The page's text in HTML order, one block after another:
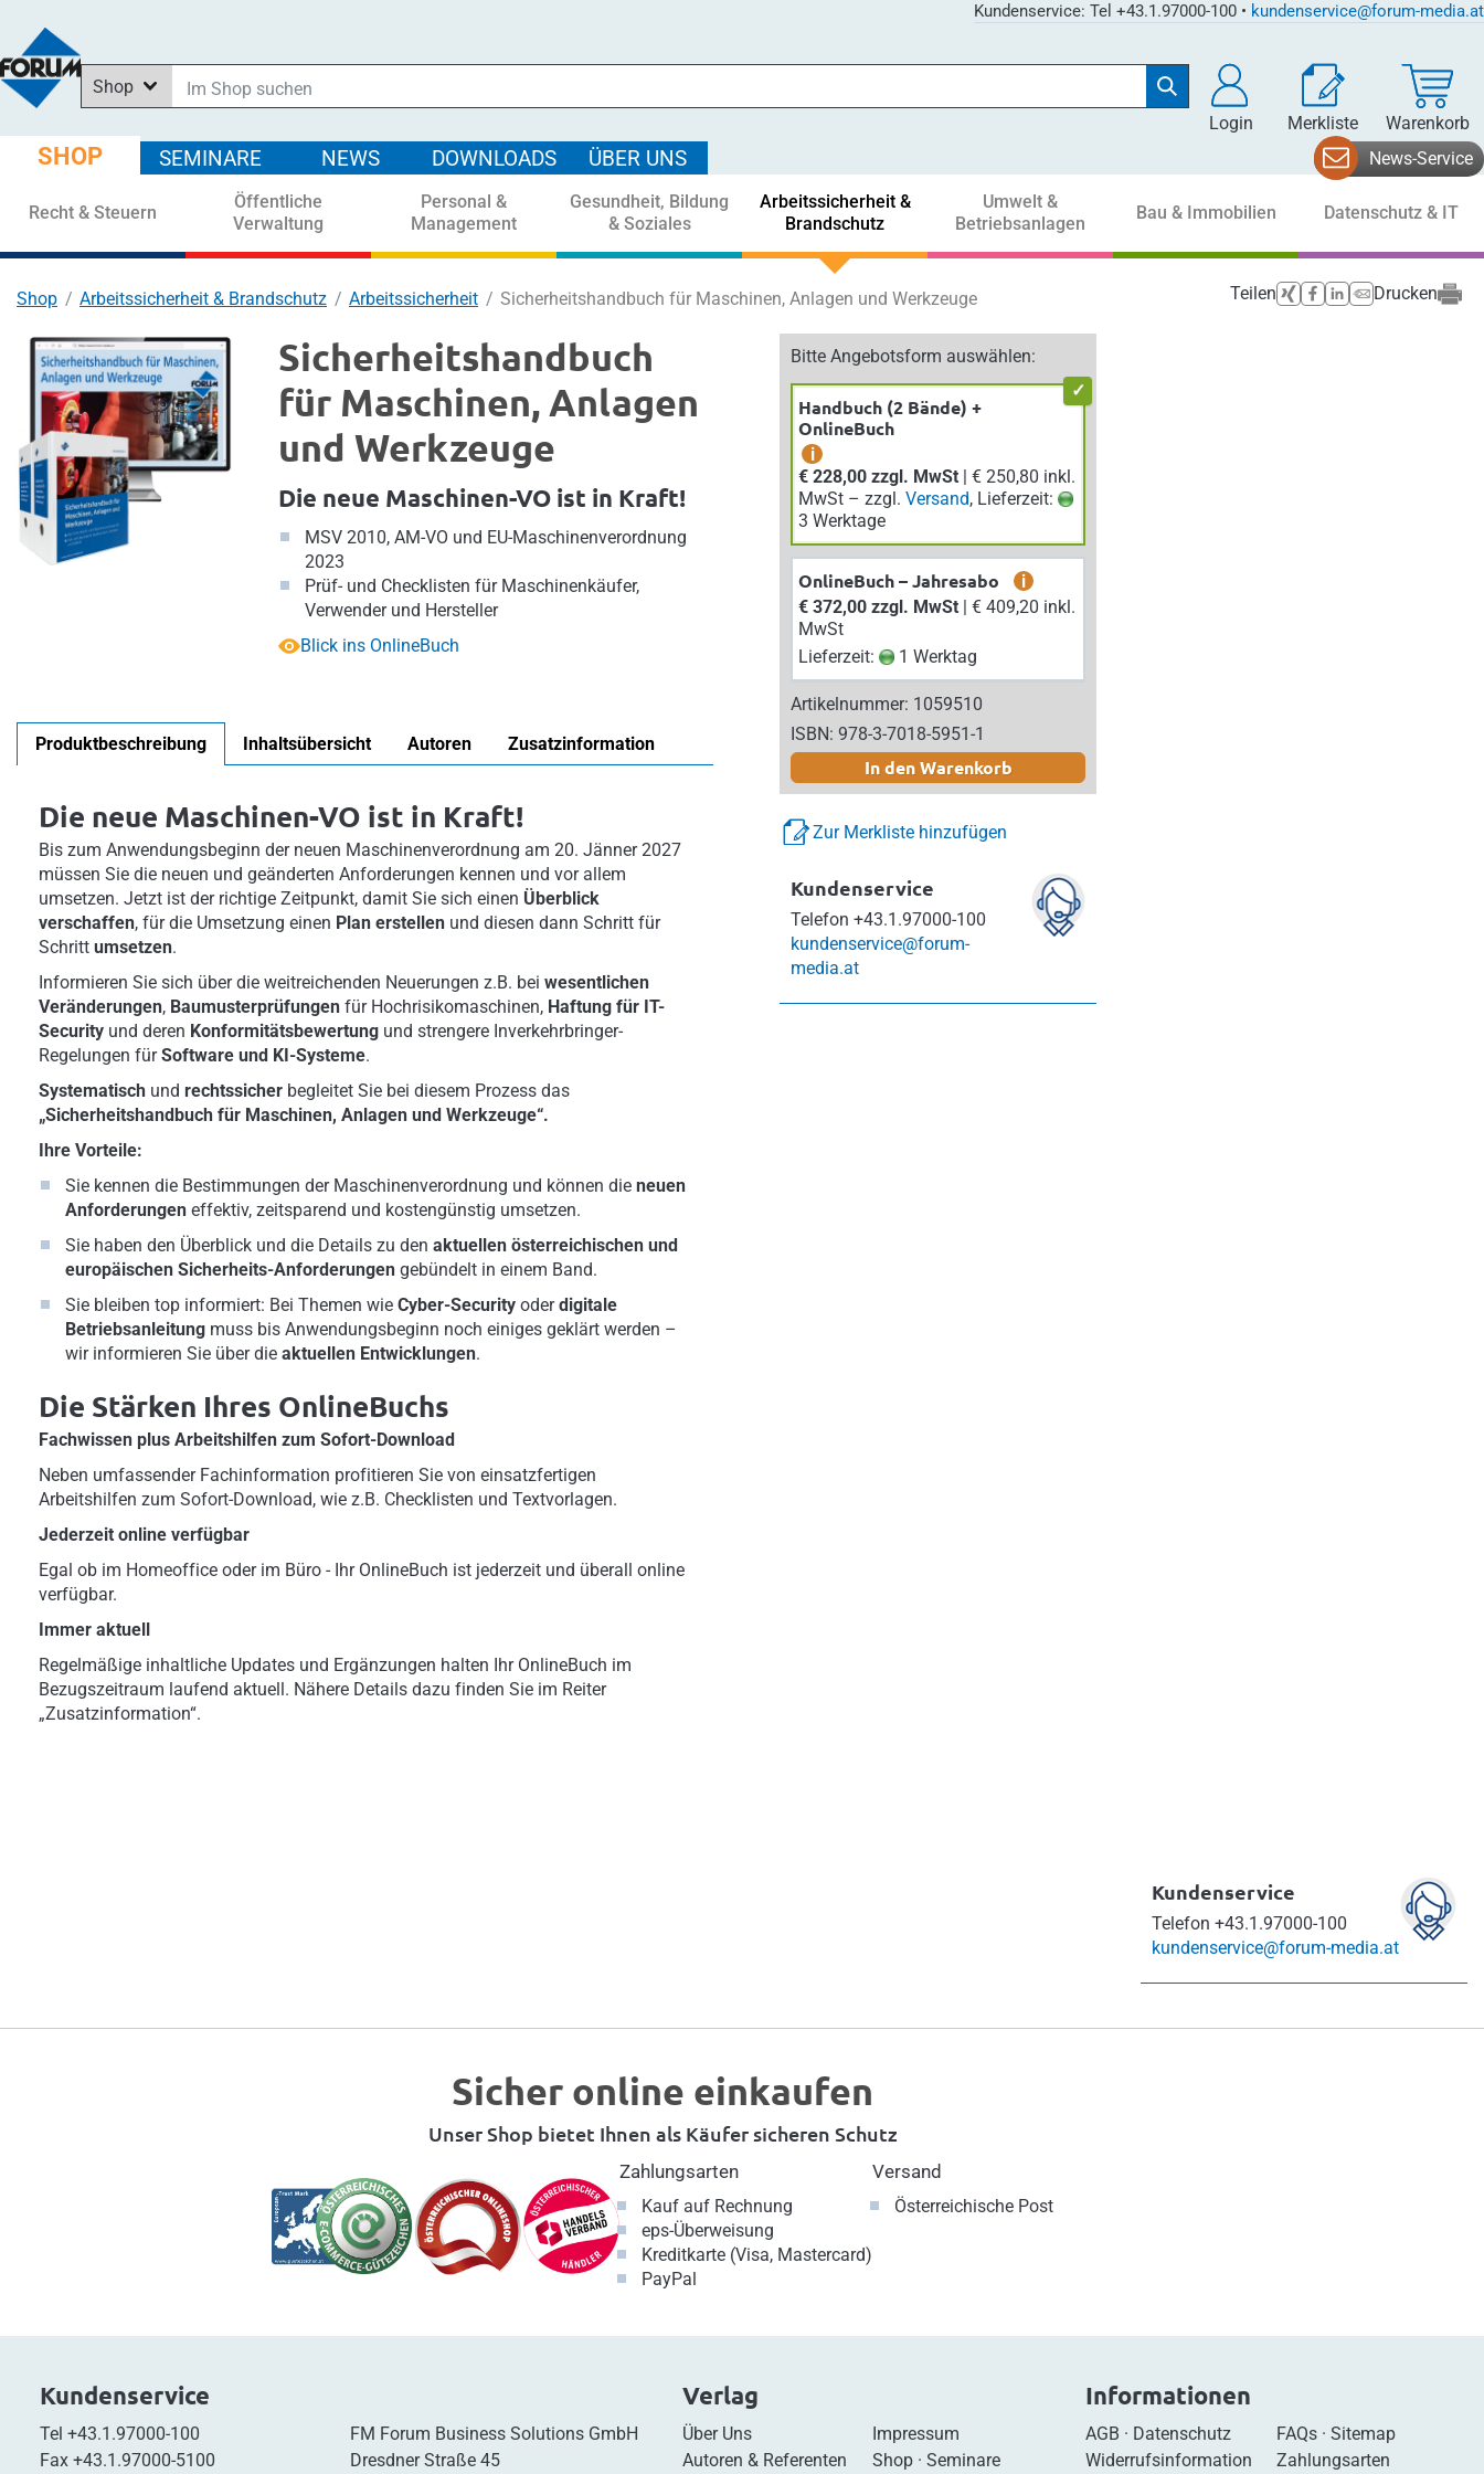
Kundenservice: Tel +43.1.97000-100 • kundenservice@forum-media.at
Shop
In News suchen
In Downloads suchen
In Seminaren suchen
Login Merkliste Warenkorb
SHOP SEMINARE NEWS DOWNLOADS ÜBER UNS News-Service
Recht & Steuern
Öffentliche
Verwaltung
Personal &
Management
Gesundheit, Bildung
& Soziales
Arbeitssicherheit &
Brandschutz
Umwelt &
Betriebsanlagen
Bau & Immobilien Datenschutz & IT
Shop Arbeitssicherheit & Brandschutz Arbeitssicherheit Sicherheitshandbuch für Maschinen, Anlagen und Werkzeuge
Sicherheitshandbuch
für Maschinen, Anlagen
und Werkzeuge
Die neue Maschinen-VO ist in Kraft!
MSV 2010, AM-VO und EU-Maschinenverordnung
2023
Prüf- und Checklisten für Maschinenkäufer,
Verwender und Hersteller
Blick ins OnlineBuch
Bitte Angebotsform auswählen:
Handbuch (2 Bände) +
OnlineBuch
i
€ 228,00 zzgl. MwSt | € 250,80 inkl.
MwSt – zzgl.Versand, Lieferzeit:
3 Werktage
OnlineBuch – Jahresabo
i
€ 372,00 zzgl. MwSt | € 409,20 inkl.
MwSt
Lieferzeit:
1 Werktag
Artikelnummer: 1059510
ISBN: 978-3-7018-5951-1
In den Warenkorb
Zur Merkliste hinzufügen
Kundenservice
Telefon +43.1.97000-100
kundenservice@forum-
media.at
Produktbeschreibung Inhaltsübersicht Autoren Zusatzinformation
Die neue Maschinen-VO ist in Kraft!
Bis zum Anwendungsbeginn der neuen Maschinenverordnung am 20. Jänner 2027
müssen Sie die neuen und geänderten Anforderungen kennen und vor allem
umsetzen. Jetzt ist der richtige Zeitpunkt, damit Sie sich einen Überblick
verschaffen, für die Umsetzung einen Plan erstellen und diesen dann Schritt für
Schritt umsetzen.
Informieren Sie sich über die weitreichenden Neuerungen z.B. bei wesentlichen
Veränderungen, Baumusterprüfungen für Hochrisikomaschinen, Haftung für IT-
Security und deren Konformitätsbewertung und strengere Inverkehrbringer-
Regelungen fürSoftware und KI-Systeme.
Systematisch und rechtssicher begleitet Sie bei diesem Prozess das
„Sicherheitshandbuch für Maschinen, Anlagen und Werkzeuge“.
Ihre Vorteile:
Sie kennen die Bestimmungen der Maschinenverordnung und können die neuen
Anforderungen effektiv, zeitsparend und kostengünstig umsetzen.
Sie haben den Überblick und die Details zu den aktuellen österreichischen und
europäischen Sicherheits-Anforderungen gebündelt in einem Band.
Sie bleiben top informiert: Bei Themen wie Cyber-Security oderdigitale
Betriebsanleitung muss bis Anwendungsbeginn noch einiges geklärt werden –
wir informieren Sie über die aktuellen Entwicklungen.
Die Stärken Ihres OnlineBuchs
Fachwissen plus Arbeitshilfen zum Sofort-Download
Neben umfassender Fachinformation profitieren Sie von einsatzfertigen
Arbeitshilfen zum Sofort-Download, wie z.B. Checklisten und Textvorlagen.
Jederzeit online verfügbar
Egal ob im Homeoffice oder im Büro - Ihr OnlineBuch ist jederzeit und überall online
verfügbar.
Immer aktuell
Regelmäßige inhaltliche Updates und Ergänzungen halten Ihr OnlineBuch im
Bezugszeitraum laufend aktuell. Nähere Details dazu finden Sie im Reiter
„Zusatzinformation“.
Teilen Drucken
Kundenservice
Telefon +43.1.97000-100
kundenservice@forum-media.at
Sicher online einkaufen
Unser Shop bietet Ihnen als Käufer sicheren Schutz
Zahlungsarten
Kauf auf Rechnung
eps-Überweisung
Kreditkarte (Visa, Mastercard)
PayPal
Versand
Österreichische Post
Kundenservice
Tel +43.1.97000-100
Fax +43.1.97000-5100
FM Forum Business Solutions GmbH
Dresdner Straße 45
Verlag
Über Uns
Autoren & Referenten
Impressum
Shop ·Seminare
Informationen
AGB · Datenschutz
Widerrufsinformation
FAQs· Sitemap
Zahlungsarten